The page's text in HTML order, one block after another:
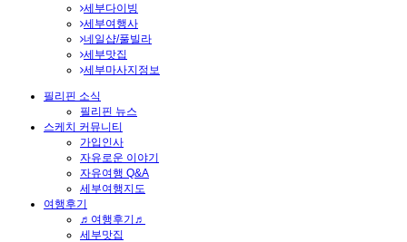
세부다이빙
세부여행사
네일샵/풀빌라
세부맛집
세부마사지정보
필리핀 소식
필리핀 뉴스
스케치 커뮤니티
가입인사
자유로운 이야기
자유여행 Q&A
세부여행지도
여행후기
♬여행후기♬
세부맛집